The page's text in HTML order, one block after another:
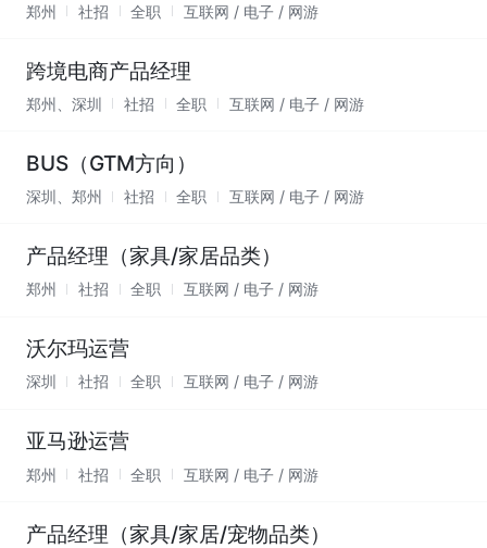
郑州 社招 全职 互联网 / 电子 / 网游
跨境电商产品经理
郑州、深圳 社招 全职 互联网 / 电子 / 网游
BUS（GTM方向）
深圳、郑州 社招 全职 互联网 / 电子 / 网游
产品经理（家具/家居品类）
郑州 社招 全职 互联网 / 电子 / 网游
沃尔玛运营
深圳 社招 全职 互联网 / 电子 / 网游
亚马逊运营
郑州 社招 全职 互联网 / 电子 / 网游
产品经理（家具/家居/宠物品类）